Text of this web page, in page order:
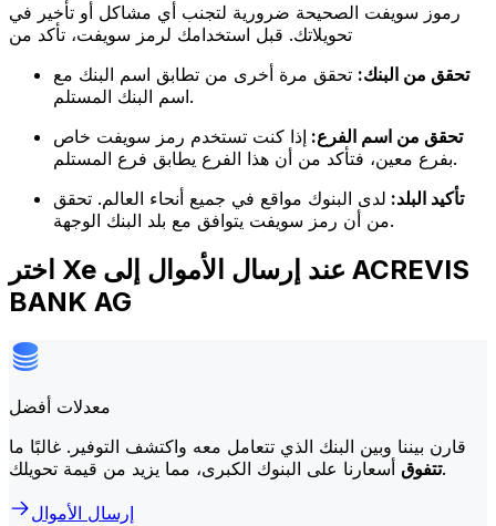
رموز سويفت الصحيحة ضرورية لتجنب أي مشاكل أو تأخير في
تحويلاتك. قبل استخدامك لرمز سويفت، تأكد من
تحقق من البنك: تحقق مرة أخرى من تطابق اسم البنك مع
اسم البنك المستلم.
تحقق من اسم الفرع: إذا كنت تستخدم رمز سويفت خاص
بفرع معين، فتأكد من أن هذا الفرع يطابق فرع المستلم.
تأكيد البلد: لدى البنوك مواقع في جميع أنحاء العالم. تحقق
من أن رمز سويفت يتوافق مع بلد البنك الوجهة.
اختر Xe عند إرسال الأموال إلى ACREVIS
BANK AG
معدلات أفضل
قارن بيننا وبين البنك الذي تتعامل معه واكتشف التوفير. غالبًا ما
تتفوقأسعارنا على البنوك الكبرى، مما يزيد من قيمة تحويلك.
إرسال الأموال